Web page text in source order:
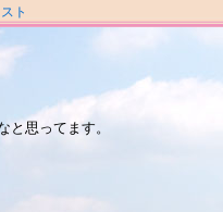
ト
と思ってます。